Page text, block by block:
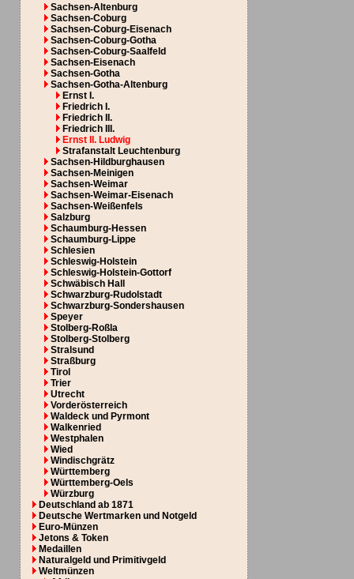
Sachsen-Altenburg
Sachsen-Coburg
Sachsen-Coburg-Eisenach
Sachsen-Coburg-Gotha
Sachsen-Coburg-Saalfeld
Sachsen-Eisenach
Sachsen-Gotha
Sachsen-Gotha-Altenburg
Ernst I.
Friedrich I.
Friedrich II.
Friedrich III.
Ernst II. Ludwig
Strafanstalt Leuchtenburg
Sachsen-Hildburghausen
Sachsen-Meinigen
Sachsen-Weimar
Sachsen-Weimar-Eisenach
Sachsen-Weißenfels
Salzburg
Schaumburg-Hessen
Schaumburg-Lippe
Schlesien
Schleswig-Holstein
Schleswig-Holstein-Gottorf
Schwäbisch Hall
Schwarzburg-Rudolstadt
Schwarzburg-Sondershausen
Speyer
Stolberg-Roßla
Stolberg-Stolberg
Stralsund
Straßburg
Tirol
Trier
Utrecht
Vorderösterreich
Waldeck und Pyrmont
Walkenried
Westphalen
Wied
Windischgrätz
Württemberg
Württemberg-Oels
Würzburg
Deutschland ab 1871
Deutsche Wertmarken und Notgeld
Euro-Münzen
Jetons & Token
Medaillen
Naturalgeld und Primitivgeld
Weltmünzen